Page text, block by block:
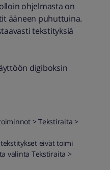
ohjelmasta on
ääneen puhuttuina.
tekstityksiä
digiboksin
> Tekstiraita >
eivät toimi
valinta Tekstiraita >